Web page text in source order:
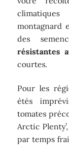
montagnard
des
résistantes
courtes.
Pour les
étés
tomates
Arctic
par temps